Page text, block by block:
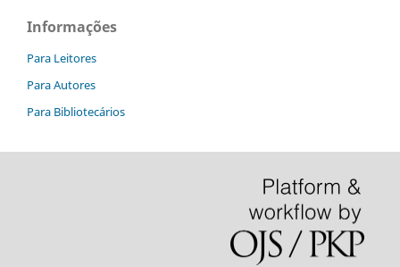
Informações
Para Leitores
Para Autores
Para Bibliotecários